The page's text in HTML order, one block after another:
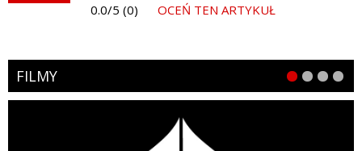
0.0/5 (0) OCEŃ TEN ARTYKUŁ
FILMY